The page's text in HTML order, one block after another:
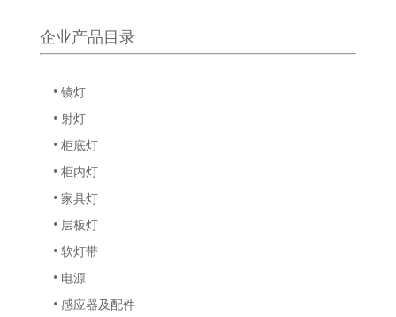
企业产品目录
• 镜灯
• 射灯
• 柜底灯
• 柜内灯
• 家具灯
• 层板灯
• 软灯带
• 电源
• 感应器及配件